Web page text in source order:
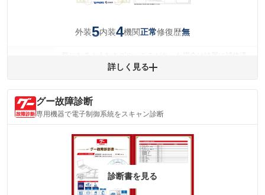
外装5内装4機関正常修復歴無
みですが、 小さなキズやヘコミが残っている場合もありま
内装
(内装状態)
気になる汚れ等が、部分的にあります。
主要機関に不具合はありません。
詳細は鑑定書をご確認ください。
※グー鑑定は保証サービスではございません。購入時は必ず現車をご確認
詳しく見る
グー故障診断
専用機器で電子制御系統をスキャン診断
診断書を見る